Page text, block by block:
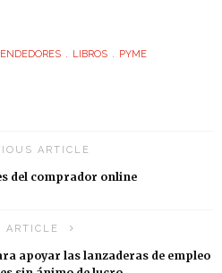
LIBROS PYME
ARTICLE
del comprador online
ARTICLE
apoyar las lanzaderas de empleo